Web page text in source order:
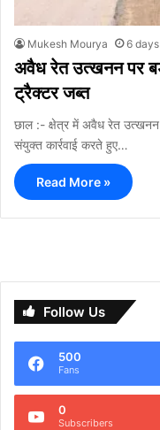
Mukesh Mourya 6
अवैध रेत उत्खनन पर
ट्रैक्टर जब्त
छाल :- क्षेत्र में अवैध रेत
संयुक्त कार्रवाई करते हुए…
Read More »
Follow Us
500
Fans
0
Subscribers